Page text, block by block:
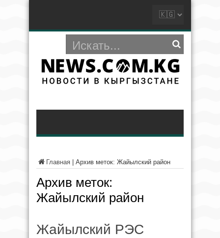
Главная Архив меток: Жайылский район
Архив меток:
Жайылский район
Жайылский РЭС